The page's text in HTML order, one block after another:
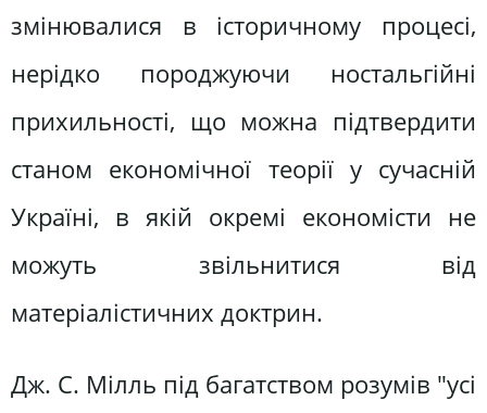
змінювалися в історичному процесі,
нерідко породжуючи ностальгійні
прихильності, що можна підтвердити
станом економічної теорії у сучасній
Україні, в якій окремі економісти не
можуть звільнитися від
матеріалістичних доктрин.
Дж. С. Мілль під багатством розумів "усі